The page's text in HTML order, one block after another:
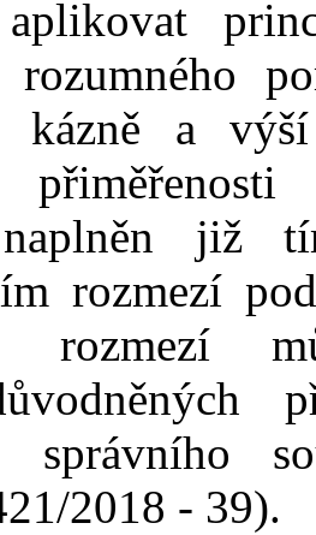
aplikovat
rozumného
kázně a
naplněn již
rozmezí
rozmezí
správního
/2018 ‑ 39).